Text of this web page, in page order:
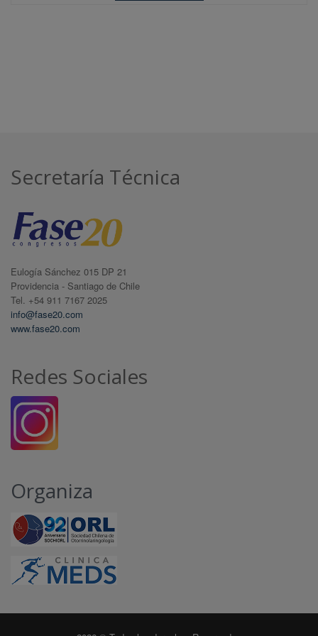
Secretaría Técnica
Eulogía Sánchez 015 DP 21
Providencia - Santiago de Chile
Tel. +54 911 7167 2025
info@fase20.com
www.fase20.com
Redes Sociales
Organiza